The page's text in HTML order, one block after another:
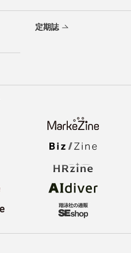
定期誌